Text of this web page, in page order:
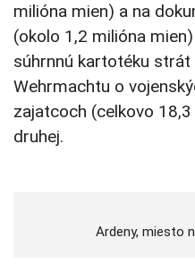
milióna mien) a na
(okolo 1,2 milióna
súhrnnú kartotéku
Wehrmachtu o
zajatcoch (celkovo
druhej.
Ardeny, miesto